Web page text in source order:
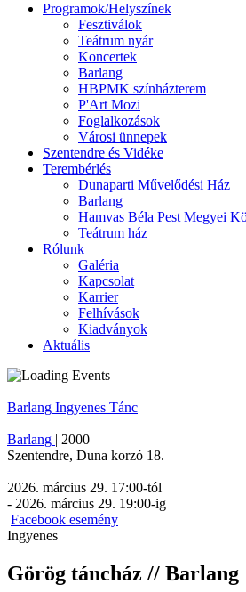
Programok/Helyszínek
Fesztiválok
Teátrum nyár
Koncertek
Barlang
HBPMK színházterem
P'Art Mozi
Foglalkozások
Városi ünnepek
Szentendre és Vidéke
Terembérlés
Dunaparti Művelődési Ház
Barlang
Hamvas Béla Pest Megyei
Teátrum ház
Rólunk
Galéria
Kapcsolat
Karrier
Felhívások
Kiadványok
Aktuális
Barlang Ingyenes Tánc
Barlang | 2000
Szentendre, Duna korzó 18.
2026. március 29. 17:00-tól
- 2026. március 29. 19:00-ig
Facebook esemény
Ingyenes
Görög táncház // Barlang